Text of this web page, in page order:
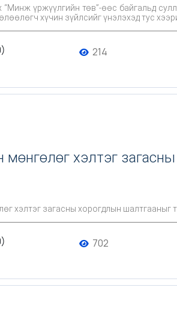
“Минж үржүүлгийн төв”-өөс байгальд
хүчин зүйлсийг үнэлэхэд тус
214
мөнгөлөг хэлтэг
хэлтэг загасны хорогдлын шалтгааныг
702